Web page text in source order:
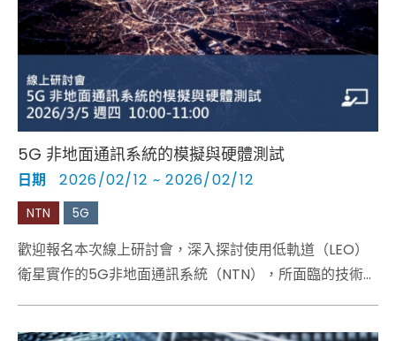
5G 非地面通訊系統的模擬與硬體測試
日期 2026/02/12 ~ 2026/02/12
NTN 5G
歡迎報名本次線上研討會，深入探討使用低軌道（LEO）
衛星實作的5G非地面通訊系統（NTN），所面臨的技術挑